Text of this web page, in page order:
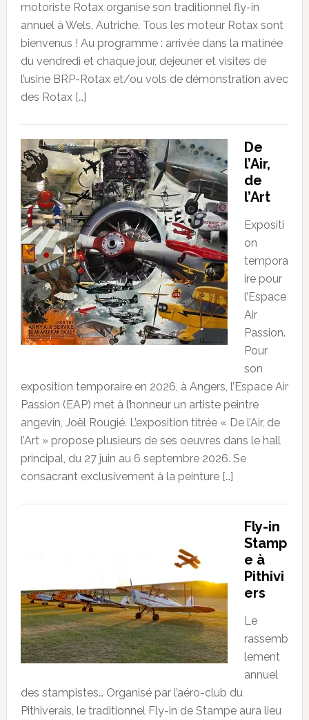
motoriste Rotax organise son traditionnel fly-in
annuel à Wels, Autriche. Tous les moteur Rotax sont
bienvenus ! Au programme : arrivée dans la matinée
du vendredi et chaque jour, dejeuner et visites de
l’usine BRP-Rotax et/ou vols de démonstration avec
des Rotax […]
De
l’Air,
de
l’Art
Expositi
on
tempora
ire pour
l’Espace
Air
Passion.
Pour
son
exposition temporaire en 2026, à Angers, l’Espace Air
Passion (EAP) met à l’honneur un artiste peintre
angevin, Joël Rougié. L’exposition titrée « De l’Air, de
l’Art » propose plusieurs de ses oeuvres dans le hall
principal, du 27 juin au 6 septembre 2026. Se
consacrant exclusivement à la peinture […]
Fly-in
Stamp
e à
Pithivi
ers
Le
rassemb
lement
annuel
des stampistes… Organisé par l’aéro-club du
Pithiverais, le traditionnel Fly-in de Stampe aura lieu